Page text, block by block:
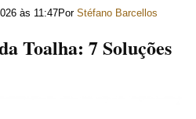
às 11:47Por Stéfano Barcellos
Toalha: 7 Soluções